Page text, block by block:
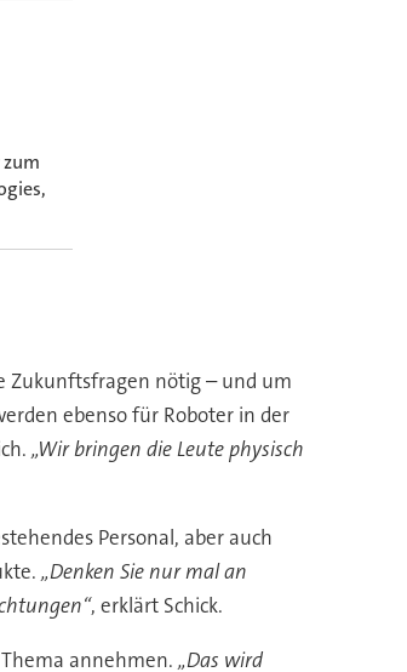
Zukunftsfragen nötig – und um
ebenso für Roboter in der
„Wir bringen die Leute physisch
Personal, aber auch
„Denken Sie nur mal an
, erklärt Schick.
annehmen. „Das wird